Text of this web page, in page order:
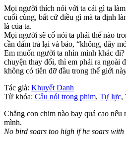
Mọi người thích nói với ta cái gì ta
cuối cùng, bất cứ điều gì mà ta định
là của ta.
Mọi người sẽ cố nói ta phải thế nào
cần đấm trả lại và bảo, “không, đây
Em muốn người ta nhìn mình khác
chuyện thay đổi, thì em phải ra ngoài
không có tiên đỡ đầu trong thế giới
Tác giả: Khuyết Danh
Từ khóa: Câu nói trong phim, Tự lực,
Chẳng con chim nào bay quá cao nếu
mình.
No bird soars too high if he soars